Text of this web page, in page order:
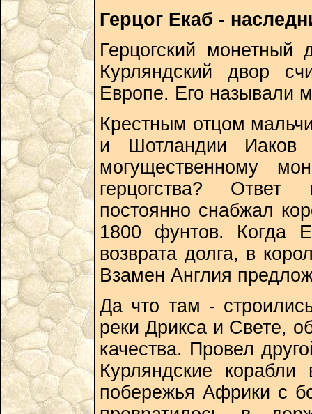
Герцог Екаб -
Герцогский
Курляндский двор
Европе. Его называли
Крестным отцом
и Шотландии Иаков
могущественному
герцогства? Ответ
постоянно снабжал
1800 фунтов. Когда
возврата долга, в
Взамен Англия
Да что там -
реки Дрикса и Свете,
качества. Провел
Курляндские
побережья Африки с